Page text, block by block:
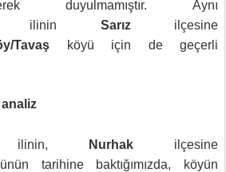
duyulmamıştır. Aynı
ilinin Sarız ilçesine
Tavaş
köyü için de geçerli
ilinin, Nurhak ilçesine
tarihine baktığımızda, köyün